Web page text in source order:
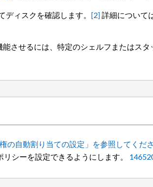
ディスクを確認します。 [2] 詳細について
させるには、特定のシェルフまたはス
の自動割り当ての設定」を参照してくださ
シーを設定できるようにします。